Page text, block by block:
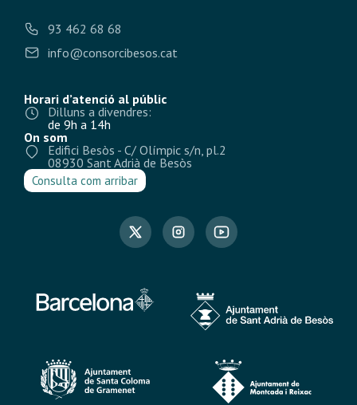
93 462 68 68
info@consorcibesos.cat
Horari d’atenció al públic
Dilluns a divendres:
de 9h a 14h
On som
Edifici Besòs - C/ Olímpic s/n, pl.2
08930 Sant Adrià de Besòs
Consulta com arribar